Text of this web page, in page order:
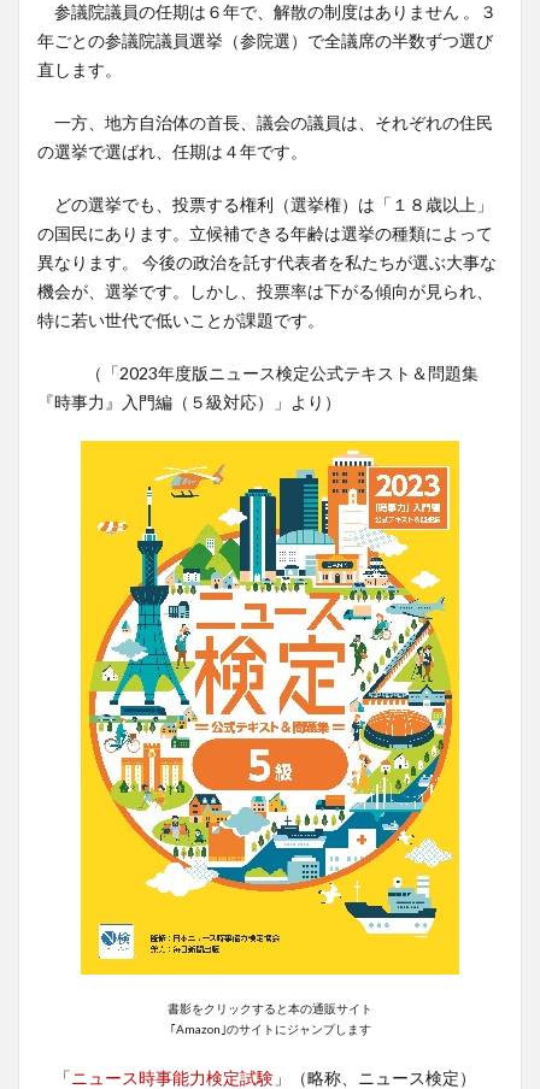
参議院議員の任期は６年で、解散の制度はありません 。３
年ごとの参議院議員選挙（参院選）で全議席の半数ずつ選び
直します。
一方、地方自治体の首長、議会の議員は、それぞれの住民
の選挙で選ばれ、任期は４年です。
どの選挙でも、投票する権利（選挙権）は「１８歳以上」
の国民にあります。立候補できる年齢は選挙の種類によって
異なります。 今後の政治を託す代表者を私たちが選ぶ大事な
機会が、選挙です。しかし、投票率は下がる傾向が見られ、
特に若い世代で低いことが課題です。
（「2023年度版ニュース検定公式テキスト＆問題集
『時事力』入門編（５級対応）」より）
書影をクリックすると本の通販サイト
｢Amazon｣のサイトにジャンプします
「ニュース時事能力検定試験 」（略称、ニュース検定）